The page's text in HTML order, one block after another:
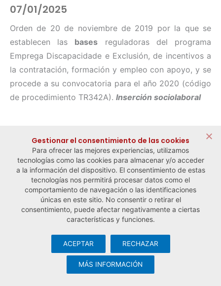
07/01/2025
Orden de 20 de noviembre de 2019 por la que se
establecen las bases reguladoras del programa
Emprega Discapacidade e Exclusión, de incentivos a
la contratación, formación y empleo con apoyo, y se
procede a su convocatoria para el año 2020 (código
de procedimiento TR342A). Inserción sociolaboral
← Noticia anterior Noticia siguiente →
© Observatorio Español de la Economía Social y del Trabajo
Aviso legal y política de privacidad
cookies· Desarrollo web:Visualco
Gestionar el consentimiento de las cookies
Para ofrecer las mejores experiencias, utilizamos
tecnologías como las cookies para almacenar y/o acceder
a la información del dispositivo. El consentimiento de estas
tecnologías nos permitirá procesar datos como el
comportamiento de navegación o las identificaciones
únicas en este sitio. No consentir o retirar el
consentimiento, puede afectar negativamente a ciertas
características y funciones.
ACEPTAR RECHAZAR
MÁS INFORMACIÓN